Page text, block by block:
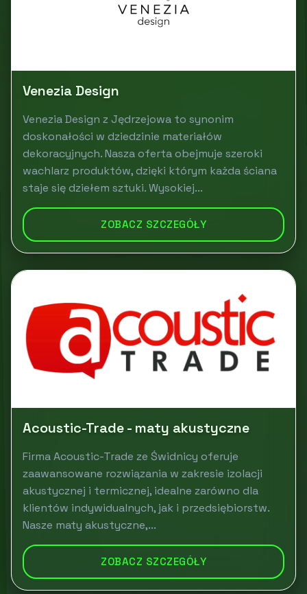
Venezia Design
Venezia Design z Jędrzejowa to synonim
doskonałości w dziedzinie materiałów
dekoracyjnych. Nasza oferta obejmuje szeroki
wachlarz produktów, dzięki którym każda ściana
staje się dziełem sztuki. Wysokiej...
ZOBACZ SZCZEGÓŁY
Acoustic-Trade - maty akustyczne
Firma Acoustic-Trade ze Świdnicy oferuje
zaawansowane rozwiązania w zakresie izolacji
akustycznej i termicznej, idealne zarówno dla
klientów indywidualnych, jak i przedsiębiorstw.
Nasze maty akustyczne,...
ZOBACZ SZCZEGÓŁY